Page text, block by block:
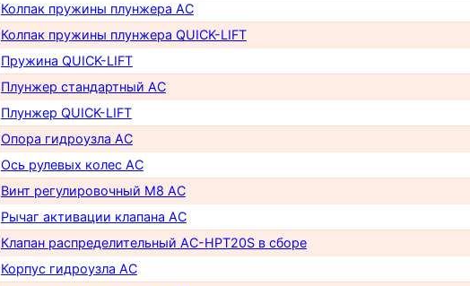
Колпак пружины плунжера AC
Колпак пружины плунжера QUICK-LIFT
Пружина QUICK-LIFT
Плунжер стандартный AC
Плунжер QUICK-LIFT
Опора гидроузла AC
Ось рулевых колес AC
Винт регулировочный М8 AC
Рычаг активации клапана AC
Клапан распределительный AC-HPT20S в сборе
Корпус гидроузла AC